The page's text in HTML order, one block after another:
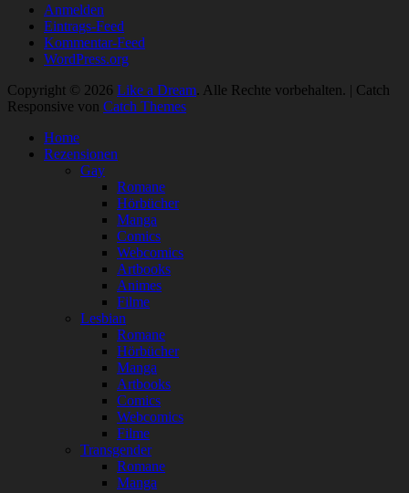
Anmelden
Eintrags-Feed
Kommentar-Feed
WordPress.org
Copyright © 2026 Like a Dream. Alle Rechte vorbehalten. | Catch
Responsive von Catch Themes
oben
scrollen
Home
Rezensionen
Gay
Romane
Hörbücher
Manga
Comics
Webcomics
Artbooks
Animes
Filme
Lesbian
Romane
Hörbücher
Manga
Artbooks
Comics
Webcomics
Filme
Transgender
Romane
Manga